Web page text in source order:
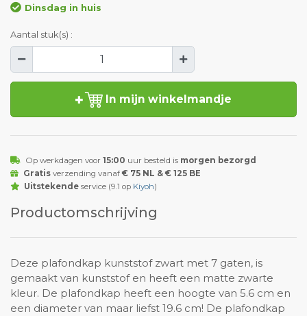
Dinsdag in huis
Aantal stuk(s) :
In mijn winkelmandje
Op werkdagen voor 15:00 uur besteld is morgen bezorgd
Gratisverzending vanaf € 75 NL & € 125 BE
Uitstekendeservice (9.1 op Kiyoh)
Productomschrijving
Deze plafondkap kunststof zwart met 7 gaten, is
gemaakt van kunststof en heeft een matte zwarte
kleur. De plafondkap heeft een hoogte van 5.6 cm en
een diameter van maar liefst 19.6 cm! De plafondkap